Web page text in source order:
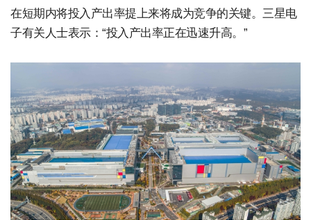
在短期内将投入产出率提上来将成为竞争的关键。三星电
子有关人士表示：“投入产出率正在迅速升高。”